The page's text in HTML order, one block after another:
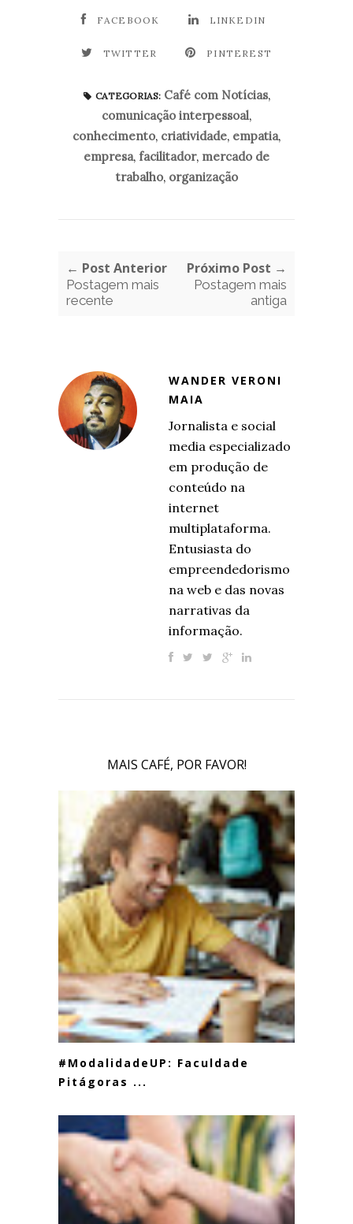
FACEBOOK LINKEDIN
TWITTER PINTEREST
CATEGORIAS: Café com Notícias,
comunicação interpessoal,
conhecimento, criatividade, empatia,
empresa, facilitador, mercado de
trabalho, organização
← Post Anterior
Postagem mais
recente
Próximo Post →
Postagem mais
antiga
WANDER VERONI
MAIA
Jornalista e social
media especializado
em produção de
conteúdo na
internet
multiplataforma.
Entusiasta do
empreendedorismo
na web e das novas
narrativas da
informação.
MAIS CAFÉ, POR FAVOR!
#ModalidadeUP: Faculdade
Pitágoras ...